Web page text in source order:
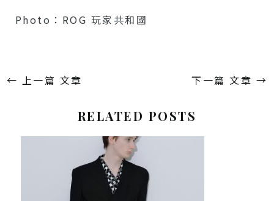
Photo：ROG 玩家共和國
← 上一篇 文章 下一篇 文章 →
RELATED POSTS